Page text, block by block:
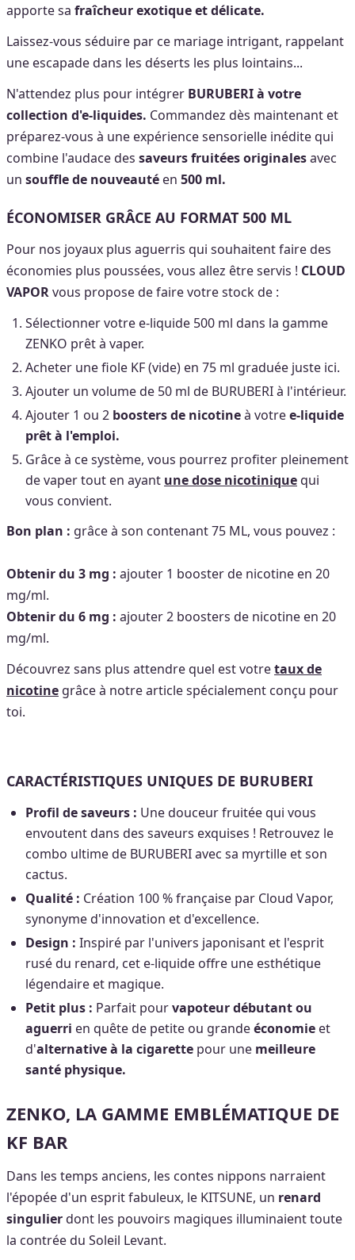
apporte sa fraîcheur exotique et délicate.
Laissez-vous séduire par ce mariage intrigant, rappelant
une escapade dans les déserts les plus lointains...
N'attendez plus pour intégrer BURUBERIà votre
collection d'e-liquides. Commandez dès maintenant et
préparez-vous à une expérience sensorielle inédite qui
combine l'audace des saveurs fruitées originalesavec
un souffle de nouveauté en 500 ml.
ÉCONOMISER GRÂCE AU FORMAT 500 ML
Pour nos joyaux plus aguerris qui souhaitent faire des
économies plus poussées, vous allez être servis ! CLOUD
VAPORvous propose de faire votre stock de :
Sélectionner votre e-liquide 500 ml dans la gamme
ZENKO prêt à vaper.
Acheter une fiole KF (vide) en 75 ml graduée juste ici.
Ajouter un volume de 50 ml de BURUBERI à l'intérieur.
Ajouter 1 ou 2 boosters de nicotineà votree-liquide
prêt à l'emploi.
Grâce à ce système, vous pourrez profiter pleinement
de vaper tout en ayant une dose nicotiniquequi
vous convient.
Bon plan : grâce à son contenant 75 ML, vous pouvez :
Obtenir du 3 mg : ajouter 1 booster de nicotine en 20
mg/ml.
Obtenir du 6 mg : ajouter 2 boosters de nicotine en 20
mg/ml.
Découvrez sans plus attendre quel est votretaux de
nicotine grâce à notre article spécialement conçu pour
toi.
CARACTÉRISTIQUES UNIQUES DE BURUBERI
Profil de saveurs : Une douceur fruitée qui vous
envoutent dans des saveurs exquises ! Retrouvez le
combo ultime de BURUBERI avec sa myrtille et son
cactus.
Qualité : Création 100 % française par Cloud Vapor,
synonyme d'innovation et d'excellence.
Design : Inspiré par l'univers japonisant et l'esprit
rusé du renard, cet e-liquide offre une esthétique
légendaire et magique.
Petit plus : Parfait pourvapoteur débutant ou
aguerri en quête de petite ou grandeéconomie et
d'alternative à la cigarette pour une meilleure
santé physique.
ZENKO, LA GAMME EMBLÉMATIQUE DE
KF BAR
Dans les temps anciens, les contes nippons narraient
l'épopée d'un esprit fabuleux, le KITSUNE, un renard
singulierdont les pouvoirs magiques illuminaient toute
la contrée du Soleil Levant.